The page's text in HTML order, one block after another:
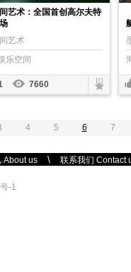
艺术：全国首创高尔夫特
艺术
乐空间
7660
4 5 6 7
About us \ 联系我们 Contact
-1